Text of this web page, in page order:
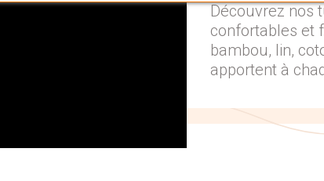
Découvrez nos
confortables et
bambou, lin,
apportent à